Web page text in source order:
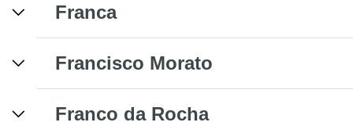
Franca
Francisco Morato
Franco da Rocha